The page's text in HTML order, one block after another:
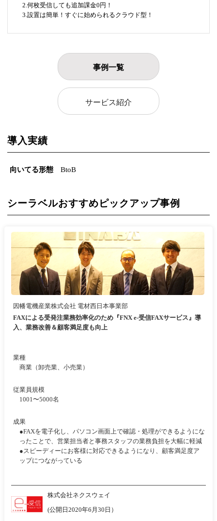
2.何枚受信しても追加課金0円！
3.設置は簡単！すぐに始められるクラウド型！
事例一覧
サービス紹介
導入実績
向いてる形態 BtoB
シーラベルおすすめピックアップ事例
因幡電機産業株式会社 電材西日本事業部
FAXによる受発注業務効率化のため『FNX e-受信FAXサービス』導
入、業務改善＆顧客満足度も向上
業種
商業（卸売業、小売業）
従業員規模
1001〜5000名
成果
●FAXを電子化し、パソコン画面上で確認・処理ができるようにな
ったことで、営業担当者と事務スタッフの業務負担を大幅に軽減
●スピーディーにお客様に対応できるようになり、顧客満足度ア
ップにつながっている
株式会社ネクスウェイ
(公開日2020年6月30日）